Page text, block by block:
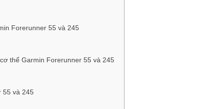
Forerunner 55 và 245
thể Garmin Forerunner 55 và 245
55 và 245